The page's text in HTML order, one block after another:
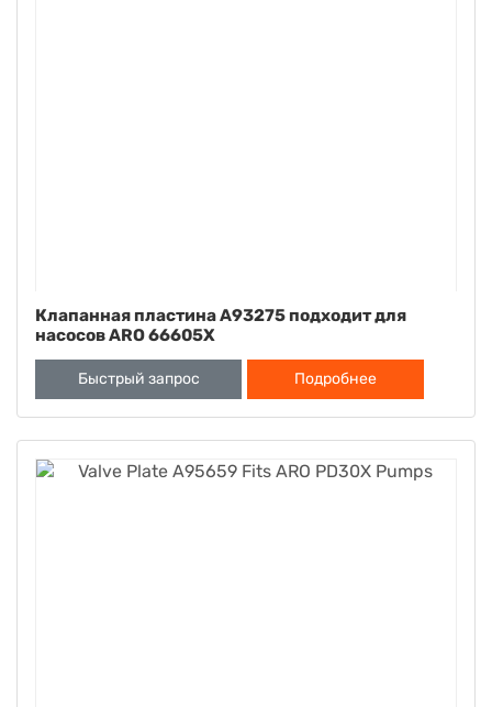
Клапанная пластина A93275 подходит для
насосов ARO 66605X
Быстрый запрос Подробнее